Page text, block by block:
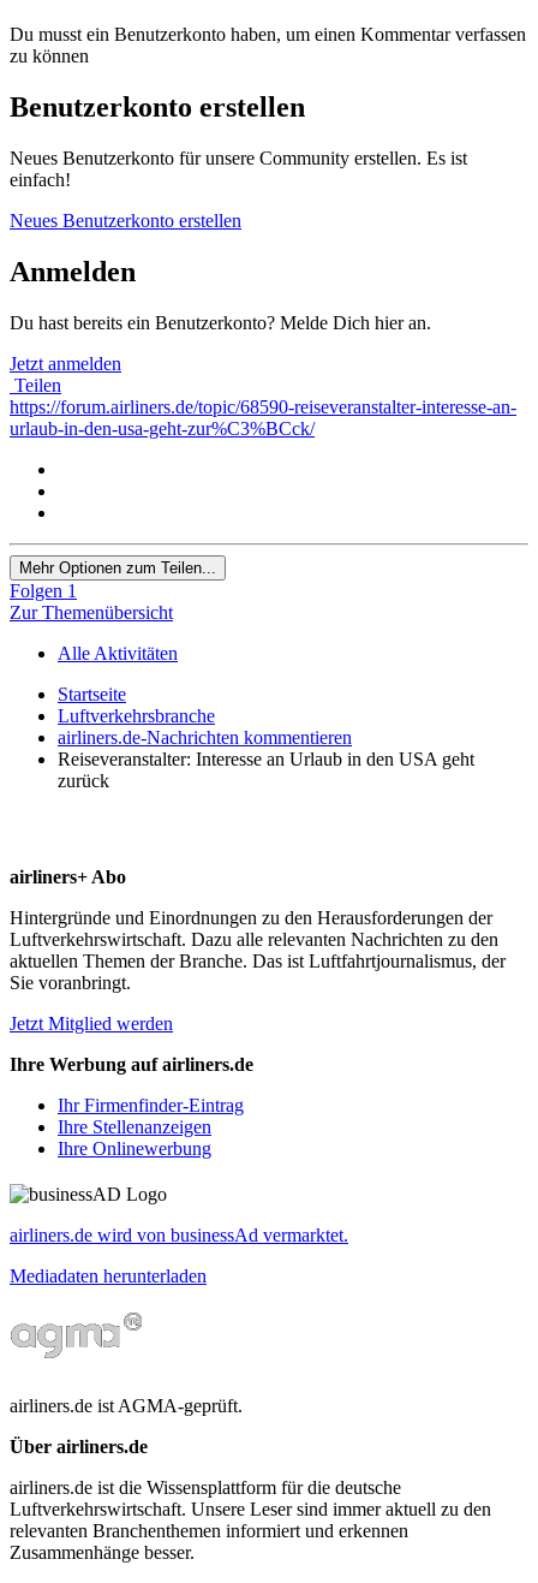
Du musst ein Benutzerkonto haben, um einen Kommentar verfassen
zu können
Benutzerkonto erstellen
Neues Benutzerkonto für unsere Community erstellen. Es ist
einfach!
Neues Benutzerkonto erstellen
Anmelden
Du hast bereits ein Benutzerkonto? Melde Dich hier an.
Jetzt anmelden
Teilen
https://forum.airliners.de/topic/68590-reiseveranstalter-interesse-an-
urlaub-in-den-usa-geht-zur%C3%BCck/
Mehr Optionen zum Teilen...
Folgen 1
Zur Themenübersicht
Alle Aktivitäten
Startseite
Luftverkehrsbranche
airliners.de-Nachrichten kommentieren
Reiseveranstalter: Interesse an Urlaub in den USA geht
zurück
airliners+ Abo
Hintergründe und Einordnungen zu den Herausforderungen der
Luftverkehrswirtschaft. Dazu alle relevanten Nachrichten zu den
aktuellen Themen der Branche. Das ist Luftfahrtjournalismus, der
Sie voranbringt.
Jetzt Mitglied werden
Ihre Werbung auf airliners.de
Ihr Firmenfinder-Eintrag
Ihre Stellenanzeigen
Ihre Onlinewerbung
airliners.de wird von businessAd vermarktet.
Mediadaten herunterladen
airliners.de ist AGMA-geprüft.
Über airliners.de
airliners.de ist die Wissensplattform für die deutsche
Luftverkehrswirtschaft. Unsere Leser sind immer aktuell zu den
relevanten Branchenthemen informiert und erkennen
Zusammenhänge besser.